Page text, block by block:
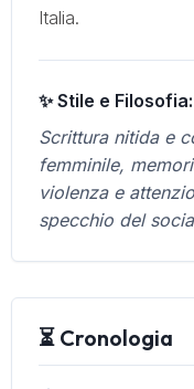
Italia.
✨ Stile e Filosofia:
Scrittura nitida e
femminile,
violenza e
specchio del
⏳ Cronologia